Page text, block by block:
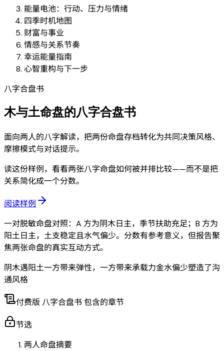
能量电池：行动、压力与情绪
四季时机地图
财富与事业
情感与关系节奏
幸运能量指南
心智重构与下一步
八字合盘书
木与土命盘的八字合盘书
面向两人的八字解读，把两份命盘存档转化为共同决策风格、
摩擦模式与对话提示。
读这份样例，看看两张八字命盘如何被并排比较——而不是把
关系简化成一个分数。
阅读样例
一对脱敏命盘对照：A 方为阴木日主，季节扶助充足；B 方为
阳土日主，土支稳定且水气偏少。分数有参考意义，但报告聚
焦两张命盘的真实互动方式。
阴木遇阳土一方带来弹性，一方带来承载力金水偏少塑造了沟
通风格
付费版 八字合盘书 包含的章节
节选
两人命盘摘要